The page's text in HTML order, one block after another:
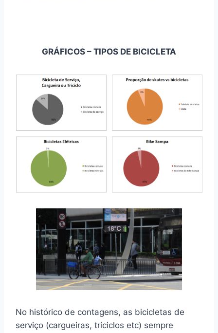
GRÁFICOS – TIPOS DE BICICLETA
No histórico de contagens, as bicicletas de
serviço (cargueiras, triciclos etc) sempre